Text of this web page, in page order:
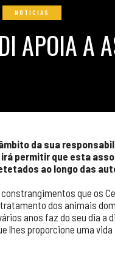
NOTICIAS
APOIA A
da sua
permitir que esta
ao longo das
que os
dos animais
anos faz do seu dia
lhes proporcione uma